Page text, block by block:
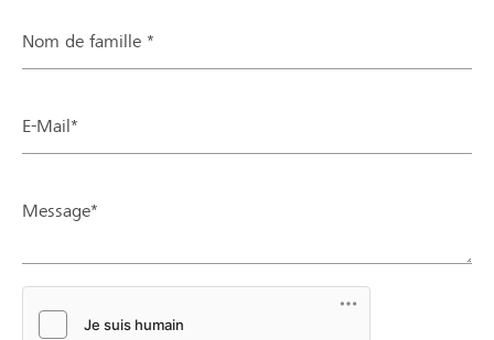
Nom de famille *
E-Mail*
Message*